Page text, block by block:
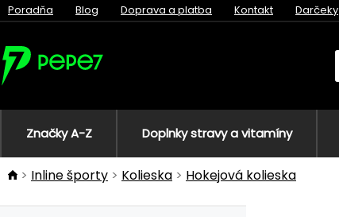
Poradňa Blog Doprava a platba Kontakt Darčeky
Značky A-Z Doplnky stravy a vitamíny
Inline športy Kolieska Hokejová kolieska